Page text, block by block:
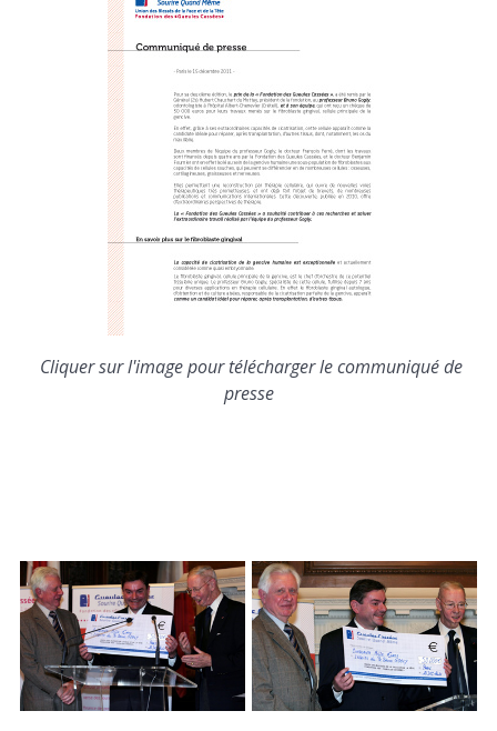
Cliquer sur l'image pour télécharger le communiqué de
presse